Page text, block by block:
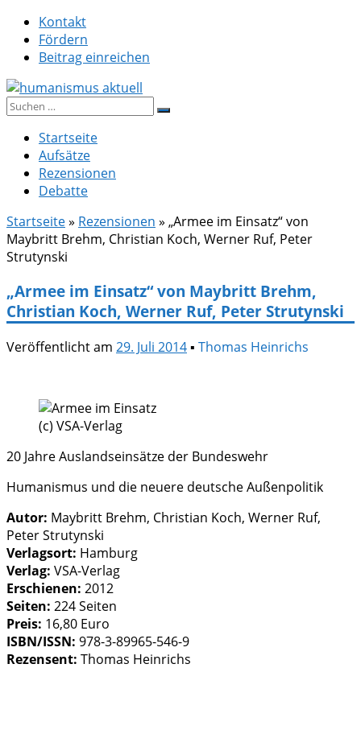
Zum
Inhalt
springen
Kontakt
Fördern
Beitrag einreichen
humanismus aktuell
Suche
Startseite
Aufsätze
Rezensionen
Debatte
Startseite» Rezensionen » „Armee im Einsatz“ von
Maybritt Brehm, Christian Koch, Werner Ruf, Peter
Strutynski
„Armee im Einsatz“ von Maybritt Brehm,
Christian Koch, Werner Ruf, Peter Strutynski
Veröffentlicht am 29. Juli 2014▪ Thomas Heinrichs
(c) VSA-Verlag
20 Jahre Auslandseinsätze der Bundeswehr
Humanismus und die neuere deutsche Außenpolitik
Autor: Maybritt Brehm, Christian Koch, Werner Ruf,
Peter Strutynski
Verlagsort: Hamburg
Verlag: VSA-Verlag
Erschienen: 2012
Seiten: 224 Seiten
Preis: 16,80 Euro
ISBN/ISSN: 978-3-89965-546-9
Rezensent: Thomas Heinrichs